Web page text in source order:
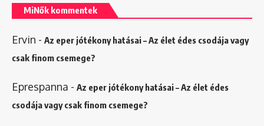
MiNők kommentek
Ervin - Az eper jótékony hatásai – Az élet édes csodája vagy
csak finom csemege?
Eprespanna - Az eper jótékony hatásai – Az élet édes
csodája vagy csak finom csemege?